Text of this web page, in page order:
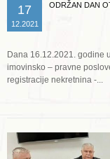
17
12.2021
ODRŽAN DAN
Dana 16.12.2021. godine
imovinsko – pravne
registracije nekretnina -...